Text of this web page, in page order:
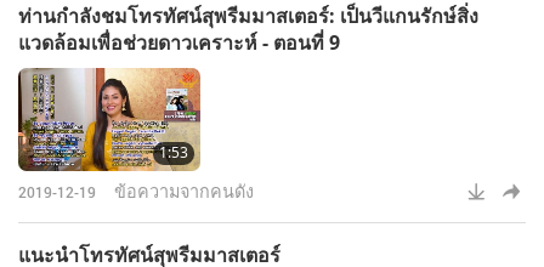
ท่านกำลังชมโทรทัศน์สุพรีมมาสเตอร์: เป็นวีแกนรักษ์สิ่ง
แวดล้อมเพื่อช่วยดาวเคราะห์ - ตอนที่ 9
1:53
2019-12-19 ข้อความจากคนดัง
แนะนำโทรทัศน์สุพรีมมาสเตอร์